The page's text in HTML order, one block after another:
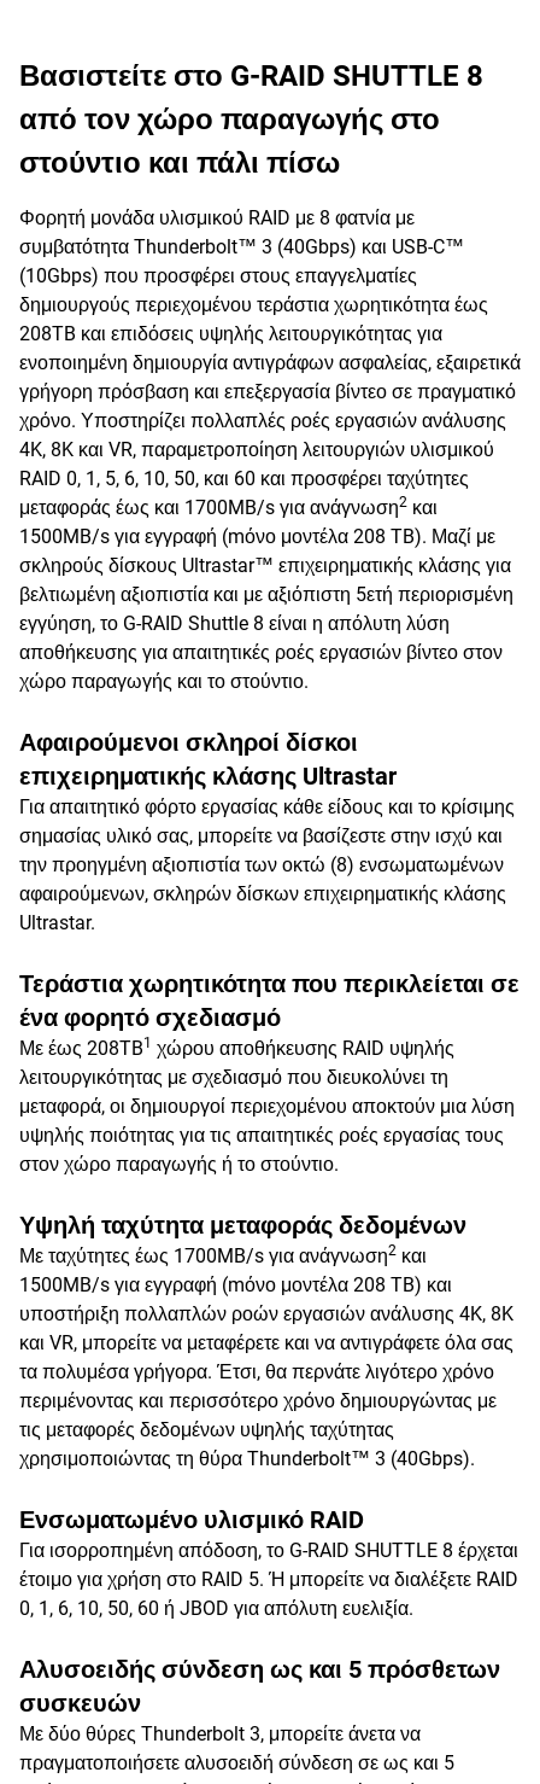
Βασιστείτε στο G-RAID SHUTTLE 8
από τον χώρο παραγωγής στο
στούντιο και πάλι πίσω
Φορητή μονάδα υλισμικού RAID με 8 φατνία με
συμβατότητα Thunderbolt™ 3 (40Gbps) και USB-C™
(10Gbps) που προσφέρει στους επαγγελματίες
δημιουργούς περιεχομένου τεράστια χωρητικότητα έως
208TB και επιδόσεις υψηλής λειτουργικότητας για
ενοποιημένη δημιουργία αντιγράφων ασφαλείας, εξαιρετικά
γρήγορη πρόσβαση και επεξεργασία βίντεο σε πραγματικό
χρόνο. Υποστηρίζει πολλαπλές ροές εργασιών ανάλυσης
4K, 8K και VR, παραμετροποίηση λειτουργιών υλισμικού
RAID 0, 1, 5, 6, 10, 50, και 60 και προσφέρει ταχύτητες
μεταφοράς έως και 1700MB/s για ανάγνωση2 και
1500MB/s για εγγραφή (mόνο μοντέλα 208 TB). Μαζί με
σκληρούς δίσκους Ultrastar™ επιχειρηματικής κλάσης για
βελτιωμένη αξιοπιστία και με αξιόπιστη 5ετή περιορισμένη
εγγύηση, το G-RAID Shuttle 8 είναι η απόλυτη λύση
αποθήκευσης για απαιτητικές ροές εργασιών βίντεο στον
χώρο παραγωγής και το στούντιο.
Αφαιρούμενοι σκληροί δίσκοι
επιχειρηματικής κλάσης Ultrastar
Για απαιτητικό φόρτο εργασίας κάθε είδους και το κρίσιμης
σημασίας υλικό σας, μπορείτε να βασίζεστε στην ισχύ και
την προηγμένη αξιοπιστία των οκτώ (8) ενσωματωμένων
αφαιρούμενων, σκληρών δίσκων επιχειρηματικής κλάσης
Ultrastar.
Τεράστια χωρητικότητα που περικλείεται σε
ένα φορητό σχεδιασμό
Με έως 208TB1 χώρου αποθήκευσης RAID υψηλής
λειτουργικότητας με σχεδιασμό που διευκολύνει τη
μεταφορά, οι δημιουργοί περιεχομένου αποκτούν μια λύση
υψηλής ποιότητας για τις απαιτητικές ροές εργασίας τους
στον χώρο παραγωγής ή το στούντιο.
Υψηλή ταχύτητα μεταφοράς δεδομένων
Με ταχύτητες έως 1700MB/s για ανάγνωση2 και
1500MB/s για εγγραφή (mόνο μοντέλα 208 TB) και
υποστήριξη πολλαπλών ροών εργασιών ανάλυσης 4K, 8K
και VR, μπορείτε να μεταφέρετε και να αντιγράφετε όλα σας
τα πολυμέσα γρήγορα. Έτσι, θα περνάτε λιγότερο χρόνο
περιμένοντας και περισσότερο χρόνο δημιουργώντας με
τις μεταφορές δεδομένων υψηλής ταχύτητας
χρησιμοποιώντας τη θύρα Thunderbolt™ 3 (40Gbps).
Ενσωματωμένο υλισμικό RAID
Για ισορροπημένη απόδοση, το G-RAID SHUTTLE 8 έρχεται
έτοιμο για χρήση στο RAID 5. Ή μπορείτε να διαλέξετε RAID
0, 1, 6, 10, 50, 60 ή JBOD για απόλυτη ευελιξία.
Αλυσοειδής σύνδεση ως και 5 πρόσθετων
συσκευών
Με δύο θύρες Thunderbolt 3, μπορείτε άνετα να
πραγματοποιήσετε αλυσοειδή σύνδεση σε ως και 5